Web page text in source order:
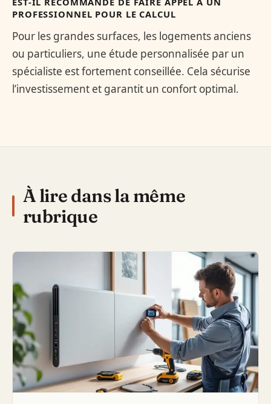
PROFESSIONNEL POUR LE CALCUL
Pour les grandes surfaces, les logements anciens
ou particuliers, une étude personnalisée par un
spécialiste est fortement conseillée. Cela sécurise
l’investissement et garantit un confort optimal.
À lire dans la même
rubrique